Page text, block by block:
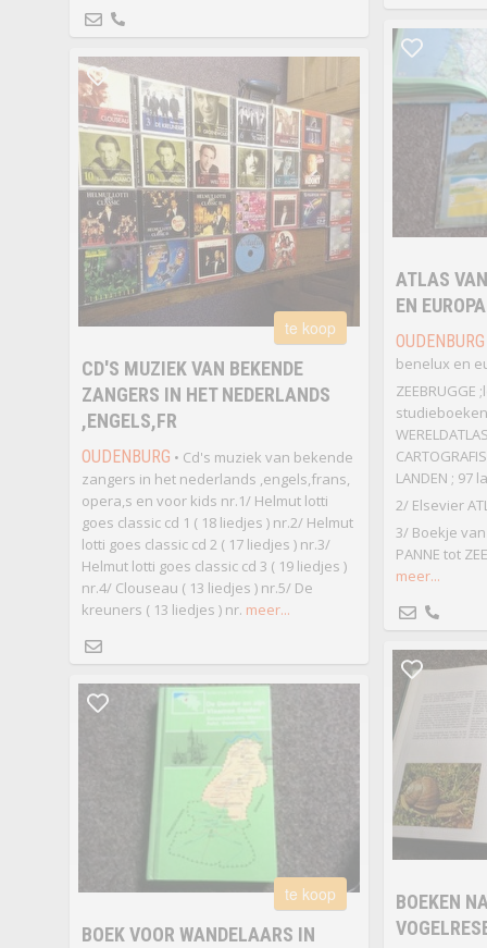
ATLAS
EN
OUDENBURG
benelux en
studieboeken
LANDEN ; 97
2/ Elsevier
3/ Boekje
PANNE tot
meer...
te koop
CD'S MUZIEK VAN BEKENDE
ZANGERS IN HET NEDERLANDS
,ENGELS,FR
OUDENBURG • Cd's muziek van bekende
zangers in het nederlands ,engels,frans,
opera,s en voor kids nr.1/ Helmut lotti
goes classic cd 1 ( 18 liedjes ) nr.2/ Helmut
lotti goes classic cd 2 ( 17 liedjes ) nr.3/
Helmut lotti goes classic cd 3 ( 19 liedjes )
nr.4/ Clouseau ( 13 liedjes ) nr.5/ De
kreuners ( 13 liedjes ) nr. meer...
BOEKEN
te koop
BOEK VOOR WANDELAARS IN